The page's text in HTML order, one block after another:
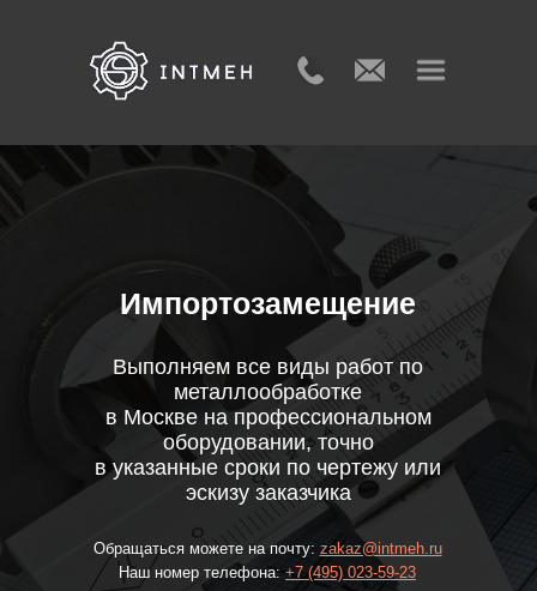
Импортозамещение
Выполняем все виды работ по
металлообработке
в Москве на профессиональном
оборудовании, точно
в указанные сроки по чертежу или
эскизу заказчика
Обращаться можете на почту: zakaz@intmeh.ru
Наш номер телефона: +7 (495) 023-59-23